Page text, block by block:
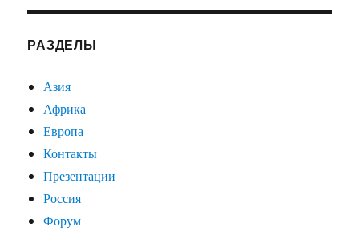
РАЗДЕЛЫ
Азия
Африка
Европа
Контакты
Презентации
Россия
Форум